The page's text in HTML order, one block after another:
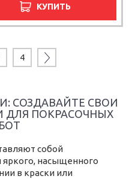
КУПИТЬ
4
СОЗДАВАЙТЕ СВОИ
ДЛЯ ПОКРАСОЧНЫХ
собой
насыщенного
в краски или